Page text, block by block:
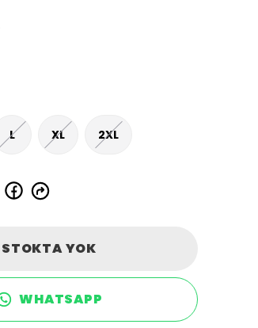
L XL 2XL
STOKTA YOK
WHATSAPP